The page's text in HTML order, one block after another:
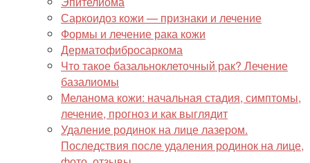
Саркоидоз кожи — признаки и лечение
Формы и лечение рака кожи
Дерматофибросаркома
Что такое базальноклеточный рак? Лечение
базалиомы
Меланома кожи: начальная стадия, симптомы,
лечение, прогноз и как выглядит
Удаление родинок на лице лазером.
Последствия после удаления родинок на лице,